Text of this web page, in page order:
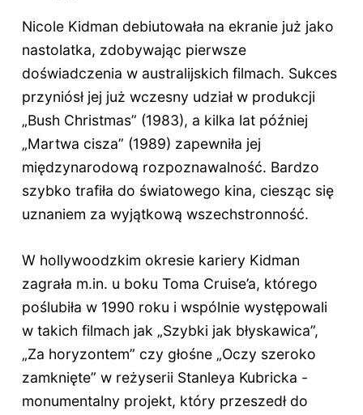
Nicole Kidman debiutowała na ekranie już jako
nastolatka, zdobywając pierwsze
doświadczenia w australijskich filmach. Sukces
przyniósł jej już wczesny udział w produkcji
„Bush Christmas” (1983), a kilka lat później
„Martwa cisza” (1989) zapewniła jej
międzynarodową rozpoznawalność. Bardzo
szybko trafiła do światowego kina, ciesząc się
uznaniem za wyjątkową wszechstronność.
W hollywoodzkim okresie kariery Kidman
zagrała m.in. u boku Toma Cruise’a, którego
poślubiła w 1990 roku i wspólnie występowali
w takich filmach jak „Szybki jak błyskawica”,
„Za horyzontem” czy głośne „Oczy szeroko
zamknięte” w reżyserii Stanleya Kubricka -
monumentalny projekt, który przeszedł do